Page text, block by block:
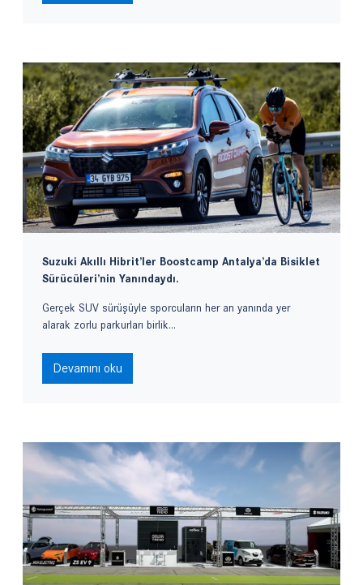
Suzuki Akıllı Hibrit’ler Boostcamp Antalya’da Bisiklet
Sürücüleri’nin Yanındaydı.
Gerçek SUV sürüşüyle sporcuların her an yanında yer
alarak zorlu parkurları birlik...
Devamını oku